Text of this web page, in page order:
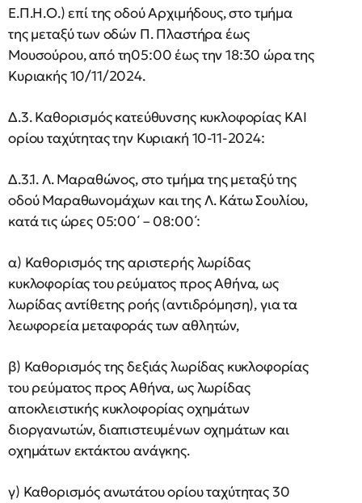
Ε.Π.Η.Ο.) επί της οδού Αρχιμήδους, στο τμήμα
της μεταξύ των οδών Π. Πλαστήρα έως
Μουσούρου, από τη05:00 έως την 18:30 ώρα της
Κυριακής 10/11/2024.
Δ.3. Καθορισμός κατεύθυνσης κυκλοφορίας ΚΑΙ
ορίου ταχύτητας την Κυριακή 10-11-2024:
Δ.3.1. Λ. Μαραθώνος, στο τμήμα της μεταξύ της
οδού Μαραθωνομάχων και της Λ. Κάτω Σουλίου,
κατά τις ώρες 05:00΄ – 08:00΄:
α) Καθορισμός της αριστερής λωρίδας
κυκλοφορίας του ρεύματος προς Αθήνα, ως
λωρίδας αντίθετης ροής (αντιδρόμηση), για τα
λεωφορεία μεταφοράς των αθλητών,
β) Καθορισμός της δεξιάς λωρίδας κυκλοφορίας
του ρεύματος προς Αθήνα, ως λωρίδας
αποκλειστικής κυκλοφορίας οχημάτων
διοργανωτών, διαπιστευμένων οχημάτων και
οχημάτων εκτάκτου ανάγκης.
γ) Καθορισμός ανωτάτου ορίου ταχύτητας 30